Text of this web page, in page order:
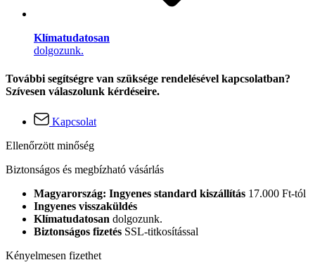
Klímatudatosan
dolgozunk.
További segítségre van szüksége rendelésével kapcsolatban?
Szívesen válaszolunk kérdéseire.
Kapcsolat
Ellenőrzött minőség
Biztonságos és megbízható vásárlás
Magyarország: Ingyenes standard kiszállítás 17.000 Ft-tól
Ingyenes visszaküldés
Klímatudatosan dolgozunk.
Biztonságos fizetés SSL-titkosítással
Kényelmesen fizethet